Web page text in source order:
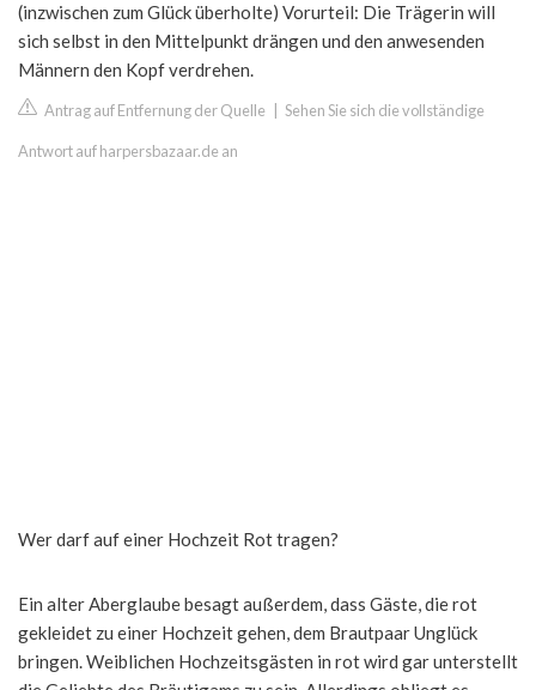
(inzwischen zum Glück überholte) Vorurteil: Die Trägerin will
sich selbst in den Mittelpunkt drängen und den anwesenden
Männern den Kopf verdrehen.
Antrag auf Entfernung der Quelle Sehen Sie sich die vollständige
Antwort auf harpersbazaar.de an
Wer darf auf einer Hochzeit Rot tragen?
Ein alter Aberglaube besagt außerdem, dass Gäste, die rot
gekleidet zu einer Hochzeit gehen, dem Brautpaar Unglück
bringen. Weiblichen Hochzeitsgästen in rot wird gar unterstellt